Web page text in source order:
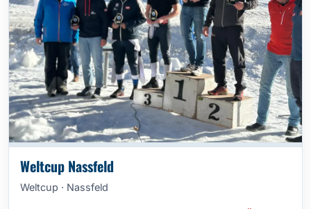
Weltcup Nassfeld
Weltcup · Nassfeld